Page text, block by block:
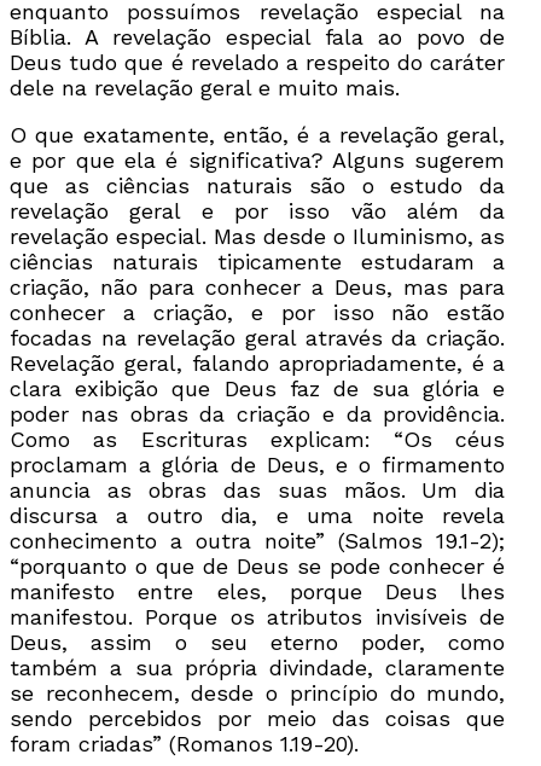
enquanto possuímos revelação especial na
Bíblia. A revelação especial fala ao povo de
Deus tudo que é revelado a respeito do caráter
dele na revelação geral e muito mais.
O que exatamente, então, é a revelação geral,
e por que ela é significativa? Alguns sugerem
que as ciências naturais são o estudo da
revelação geral e por isso vão além da
revelação especial. Mas desde o Iluminismo, as
ciências naturais tipicamente estudaram a
criação, não para conhecer a Deus, mas para
conhecer a criação, e por isso não estão
focadas na revelação geral através da criação.
Revelação geral, falando apropriadamente, é a
clara exibição que Deus faz de sua glória e
poder nas obras da criação e da providência.
Como as Escrituras explicam: “Os céus
proclamam a glória de Deus, e o firmamento
anuncia as obras das suas mãos. Um dia
discursa a outro dia, e uma noite revela
conhecimento a outra noite” (Salmos 19.1-2);
“porquanto o que de Deus se pode conhecer é
manifesto entre eles, porque Deus lhes
manifestou. Porque os atributos invisíveis de
Deus, assim o seu eterno poder, como
também a sua própria divindade, claramente
se reconhecem, desde o princípio do mundo,
sendo percebidos por meio das coisas que
foram criadas” (Romanos 1.19-20).